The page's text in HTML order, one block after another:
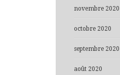
novembre 2020
octobre 2020
septembre 2020
août 2020